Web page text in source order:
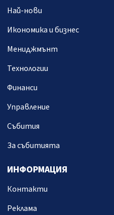
Най-нови
Икономика и бизнес
Мениджмънт
Технологии
Финанси
Управление
Събития
За събитията
ИНФОРМАЦИЯ
Контакти
Реклама